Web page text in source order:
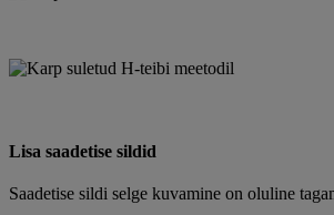
Lisa saadetise sildid
Saadetise sildi selge kuvamine on oluline